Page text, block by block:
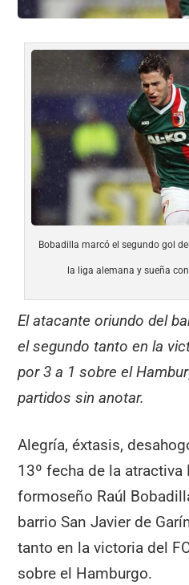
Bobadilla marcó el segundo gol
la liga alemana y sueña
El atacante oriundo del
el segundo tanto en la
por 3 a 1 sobre el
partidos sin anotar.
Alegría, éxtasis,
13º fecha de la atractiva
formoseño Raúl
barrio San Javier de
tanto en la victoria del
sobre el Hamburgo.